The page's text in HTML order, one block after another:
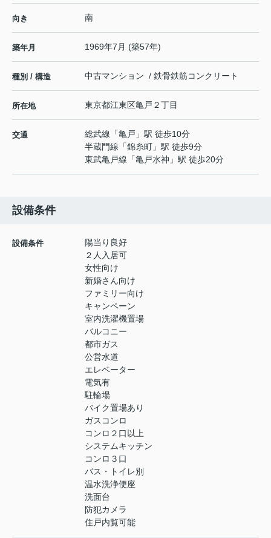
向き 南
築年月 1969年7月 (築57年)
種別 / 構造 中古マンション / 鉄骨鉄筋コンクリート
所在地 東京都江東区亀戸 ２丁目
交通 総武線 「亀戸 」駅 徒歩10分
半蔵門線 「錦糸町 」駅 徒歩9分
東武亀戸線 「亀戸水神 」駅 徒歩20分
設備条件
設備条件
陽当り良好
２人入居可
女性向け
新婚さん向け
ファミリー向け
キャンペーン
室内洗濯機置場
バルコニー
都市ガス
公営水道
エレベーター
電気有
駐輪場
バイク置場あり
ガスコンロ
コンロ２口以上
システムキッチン
コンロ３口
バス・トイレ別
温水洗浄便座
洗面台
防犯カメラ
住戸内覧可能